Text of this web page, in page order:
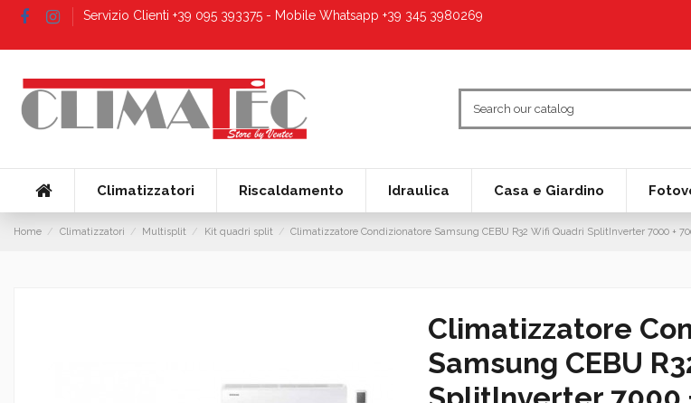
Servizio Clienti +39 095 393375 - Mobile Whatsapp +39 345 3980269
Climatizzatori Riscaldamento Idraulica Casa e Giardino
Home Climatizzatori Multisplit Kit quadri split Climatizzatore Condizionatore Samsung CEBU R32 Wifi Quadri SplitInverter 7000 +
Climatizzatore
Samsung CEBU